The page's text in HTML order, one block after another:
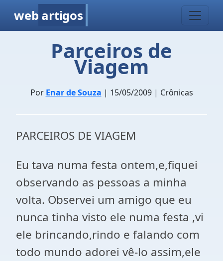
web artigos
Parceiros de
Viagem
Por Enar de Souza | 15/05/2009 | Crônicas
PARCEIROS DE VIAGEM
Eu tava numa festa ontem,e,fiquei
observando as pessoas a minha
volta. Observei um amigo que eu
nunca tinha visto ele numa festa ,vi
ele brincando,rindo e falando com
todo mundo adorei vê-lo assim,ele